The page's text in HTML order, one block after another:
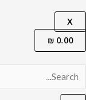
X
0.00
₪